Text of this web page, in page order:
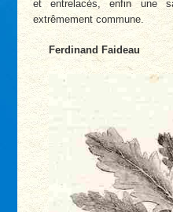
et entrelacés, enfin une
extrêmement commune.
Ferdinand Faideau